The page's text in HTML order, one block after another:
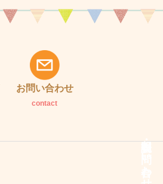
お問い合わせ
contact
説明会・お問い合わせ